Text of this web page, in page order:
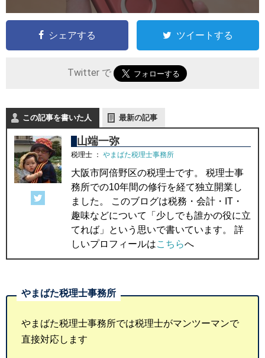
シェアする ツイートする
Twitter で
この記事を書いた人 最新の記事
山端一弥
税理士 ： やまばた税理士事務所
大阪市阿倍野区の税理士です。 税理士事
務所での10年間の修行を経て独立開業し
ました。 このブログは税務・会計・IT・
趣味などについて「少しでも誰かの役に立
てれば」という思いで書いています。 詳
しいプロフィールはこちらへ
やまばた税理士事務所では税理士がマンツーマンで
直接対応します